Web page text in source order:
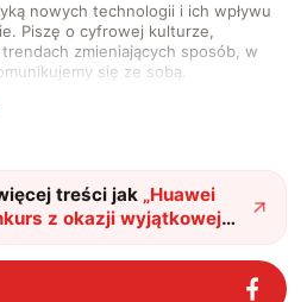
nowych technologii i ich wpływu
Piszę o cyfrowej kulturze,
zmieniających sposób, w
się ze sobą.
mnie relacja między rozwojem
popkulturą. W wolnych
treści jak „Huawei
z okazji wyjątkowej
smartwatch ze
"?